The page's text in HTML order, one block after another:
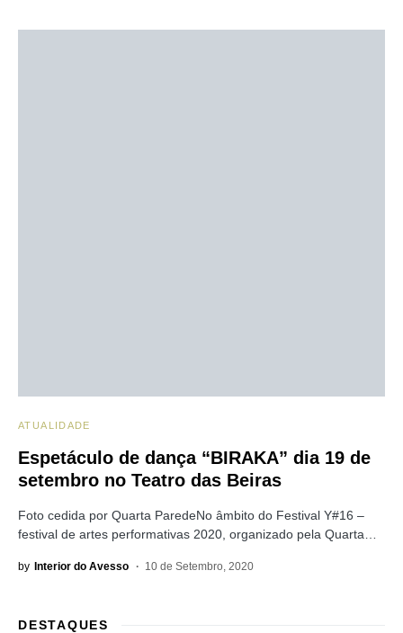
ATUALIDADE
Espetáculo de dança “BIRAKA” dia 19 de
setembro no Teatro das Beiras
Foto cedida por Quarta ParedeNo âmbito do Festival Y#16 –
festival de artes performativas 2020, organizado pela Quarta…
by Interior do Avesso 10 de Setembro, 2020
DESTAQUES